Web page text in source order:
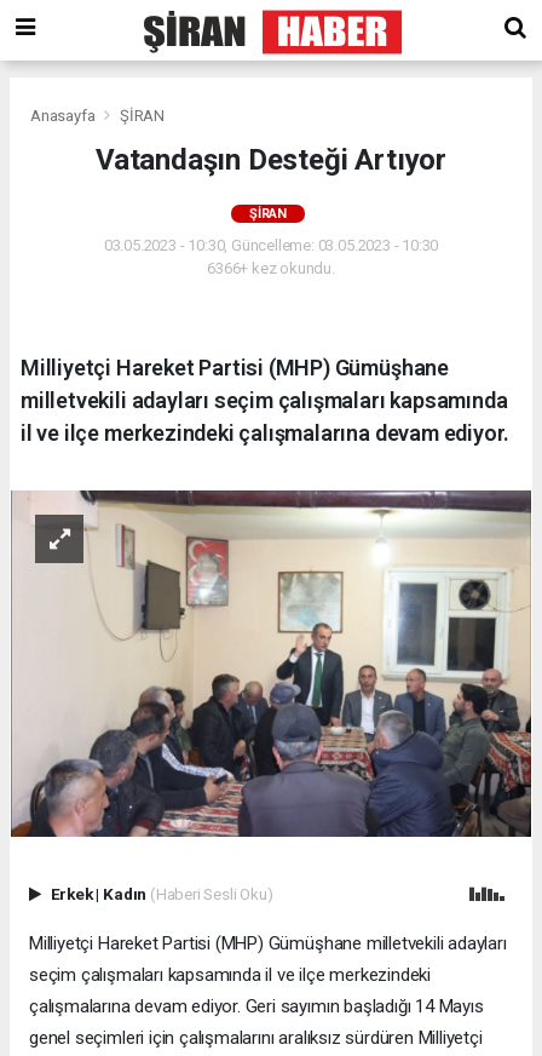
Anasayfa ŞİRAN
Vatandaşın Desteği Artıyor
ŞİRAN
03.05.2023 - 10:30, Güncelleme: 03.05.2023 - 10:30
6366+ kez okundu.
Milliyetçi Hareket Partisi (MHP) Gümüşhane
milletvekili adayları seçim çalışmaları kapsamında
il ve ilçe merkezindeki çalışmalarına devam ediyor.
Erkek| Kadın (Haberi Sesli Oku)
Milliyetçi Hareket Partisi (MHP) Gümüşhane milletvekili adayları
seçim çalışmaları kapsamında il ve ilçe merkezindeki
çalışmalarına devam ediyor. Geri sayımın başladığı 14 Mayıs
genel seçimleri için çalışmalarını aralıksız sürdüren Milliyetçi